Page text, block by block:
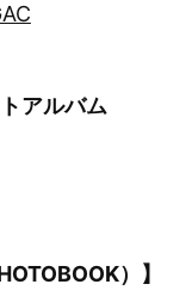
アルバム
）】